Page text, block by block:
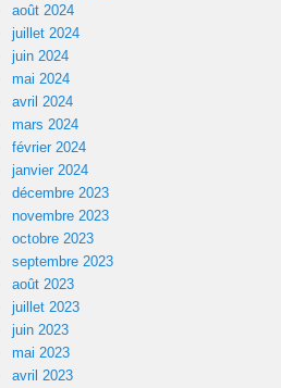
août 2024
juillet 2024
juin 2024
mai 2024
avril 2024
mars 2024
février 2024
janvier 2024
décembre 2023
novembre 2023
octobre 2023
septembre 2023
août 2023
juillet 2023
juin 2023
mai 2023
avril 2023